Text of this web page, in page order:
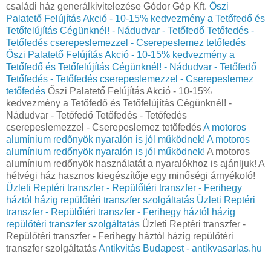
családi ház generálkivitelezése Gódor Gép Kft. Őszi
Palatető Felújítás Akció - 10-15% kedvezmény a Tetőfedő és
Tetőfelújítás Cégünknél! - Nádudvar - Tetőfedő Tetőfedés -
Tetőfedés cserepeslemezzel - Cserepeslemez tetőfedés
Őszi Palatető Felújítás Akció - 10-15% kedvezmény a
Tetőfedő és Tetőfelújítás Cégünknél! - Nádudvar - Tetőfedő
Tetőfedés - Tetőfedés cserepeslemezzel - Cserepeslemez
tetőfedés Őszi Palatető Felújítás Akció - 10-15%
kedvezmény a Tetőfedő és Tetőfelújítás Cégünknél! -
Nádudvar - Tetőfedő Tetőfedés - Tetőfedés
cserepeslemezzel - Cserepeslemez tetőfedésA motoros
alumínium redőnyök nyaralón is jól működnek! A motoros
alumínium redőnyök nyaralón is jól működnek! A motoros
alumínium redőnyök használatát a nyaralókhoz is ajánljuk! A
hétvégi ház hasznos kiegészítője egy minőségi árnyékoló!
Üzleti Reptéri transzfer - Repülőtéri transzfer - Ferihegy
háztól házig repülőtéri transzfer szolgáltatás Üzleti Reptéri
transzfer - Repülőtéri transzfer - Ferihegy háztól házig
repülőtéri transzfer szolgáltatás Üzleti Reptéri transzfer -
Repülőtéri transzfer - Ferihegy háztól házig repülőtéri
transzfer szolgáltatásAntikvitás Budapest - antikvasarlas.hu